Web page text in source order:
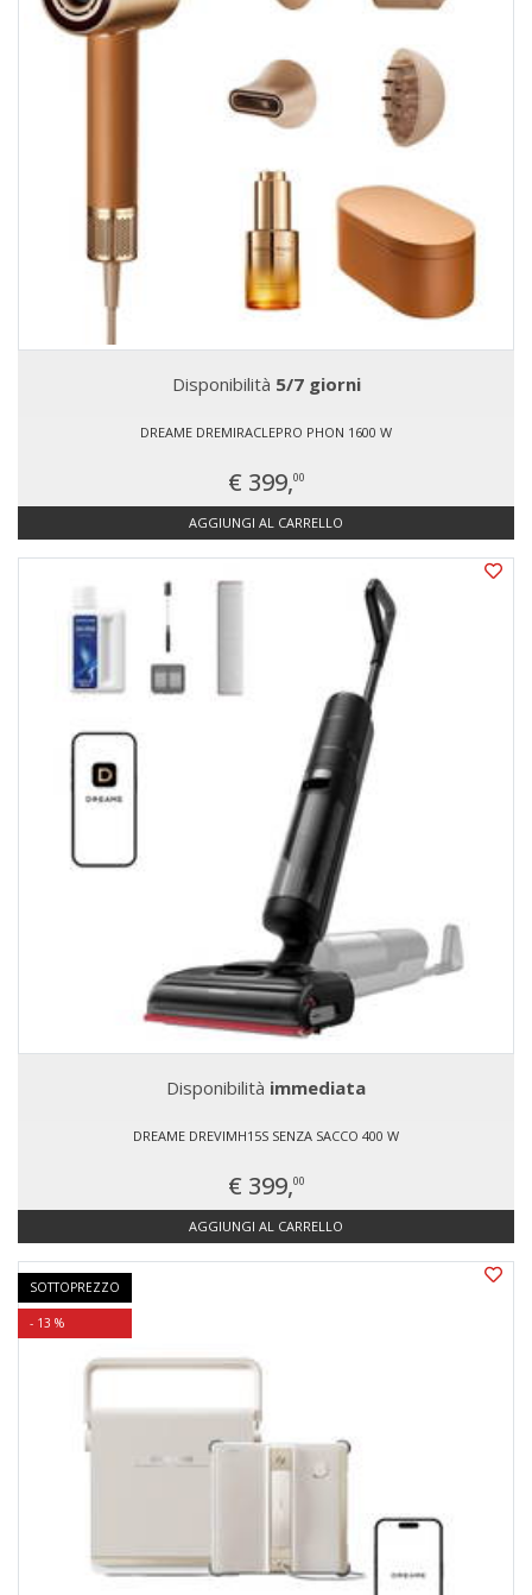
Disponibilità 5/7 giorni
DREAME DREMIRACLEPRO PHON 1600 W
€ 399,00
AGGIUNGI AL CARRELLO
Disponibilità immediata
DREAME DREVIMH15S SENZA SACCO 400 W
€ 399,00
AGGIUNGI AL CARRELLO
SOTTOPREZZO
- 13 %